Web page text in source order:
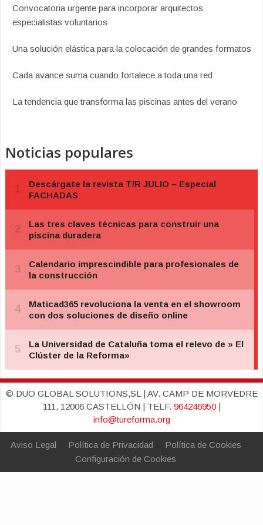
Convocatoria urgente para incorporar arquitectos
especialistas voluntarios
Una solución elástica para la colocación de grandes formatos
Cada avance suma cuando fortalece a toda una red
La tendencia que transforma las piscinas antes del verano
Noticias populares
© DUO GLOBAL SOLUTIONS,SL | AV. CAMP DE MORVEDRE
111, 12006 CASTELLÓN | TELF. 964246950|
info@tureforma.org
Aviso Legal Política de Privacidad
Política de Cookies
Configuración de Cookies